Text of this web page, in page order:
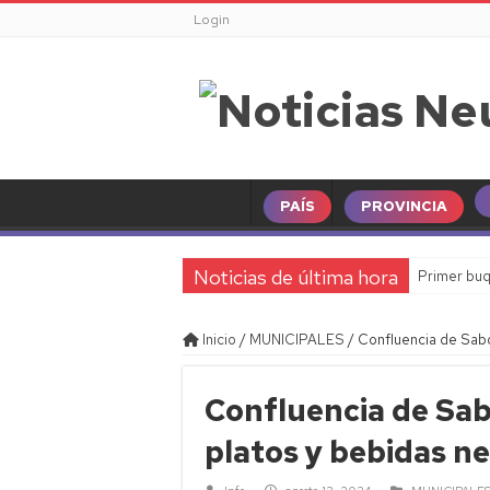
Login
PAÍS PROVINCIA
Noticias de última hora
Primer
Día de las
Mar del
Inicio / MUNICIPALES / Confluencia de
Confluencia de
platos y bebidas